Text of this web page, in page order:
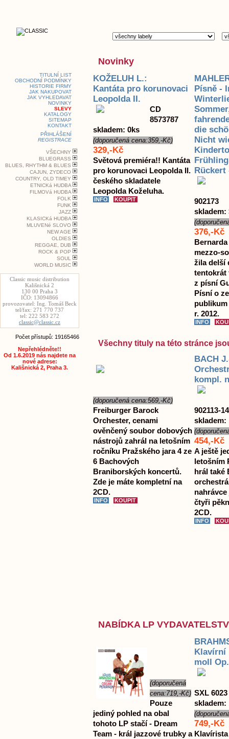
TITULNÍ LIST
OBCHODNÍ PODMÍNKY
HISTORIE FIRMY
JAK NAKUPOVAT
JAK VYHLEDAVAT
NOVINKY
SLEVY
KATALOGY
SITEMAP
KONTAKT
PŘIHLÁŠENÍ
REGISTRACE
VŠECHNY
BLUEGRASS
BLUES, RHYTHM & BLUES
CAJUN, ZYDECO
COUNTRY, OLD TIMEY
ETNICKá HUDBA
FILMOVá HUDBA
FOLK
FUNK
JAZZ
KLASICKá HUDBA
MLUVENé SLOVO
NEW AGE
OLDIES
REGGAE, DUB
ROCK & POP
SOUL
WORLD MUSIC
Classic music distribution
Kališnická 2
130 00 Praha 3
IČO: 13094866
provozovatel: Ing. Tomáš Beck
tel/fax: 271 770 737
tel: 222 583 272
classic@classic.cz
Počet přístupů: 19165466
Nepřehlédněte!!
Od 1.6.2019 nás najdete na
nové adrese:
Kališnická 2, Praha 3.
Novinky
KOŽELUH L.:
Kantáta pro korunovaci
Leopolda II.
CD
8573787
skladem: 0ks
(doporučená cena:359,-Kč)
329,-Kč
Světová premiéra!! Kantáta
pro korunovaci Leopolda II.
českého skladatele
Leopolda Koželuha.
Písně -
die
Nicht
Rückert
902173
skladem:
376,-Kč
mezzo-
žila delší
tentokrát
z písní
Písní o
publikum
r. 2012.
Všechny tituly na této stránce
(doporučená cena:569,-Kč)
Freiburger Barock
Orchester, cenami
ověnčený soubor dobových
nástrojů zahrál na letošním
ročníku Pražského jara 4 ze
6 Bachových
Braniborských koncertů.
Zde je máte kompletní na
2CD.
BACH
kompl.
902113-14
skladem:
454,-Kč
A ještě
letošním
hrál také
čtyři
2CD.
NABÍDKA LP
(doporučená
cena:719,-Kč)
Pouze
jediný pohled na obal
tohoto LP stačí - Dream
Team - král jazzové trubky a
Klavírní
moll
SXL 6023
skladem:
749,-Kč